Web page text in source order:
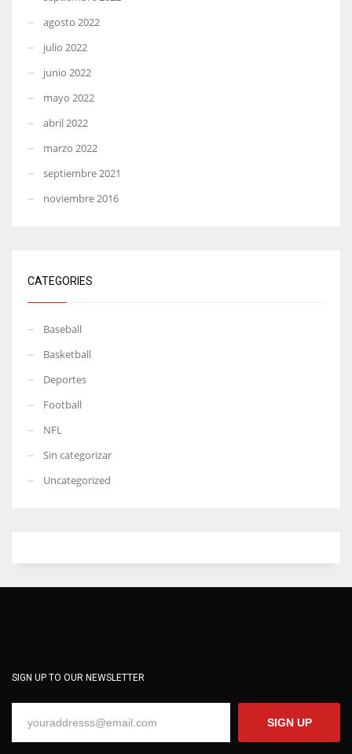
agosto 2022
julio 2022
junio 2022
mayo 2022
abril 2022
marzo 2022
septiembre 2021
noviembre 2016
CATEGORIES
Baseball
Basketball
Deportes
Football
NFL
Sin categorizar
Uncategorized
SIGN UP TO OUR NEWSLETTER
SIGN UP